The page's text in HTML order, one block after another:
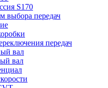
S170
выбора передач
передач
вал
вал